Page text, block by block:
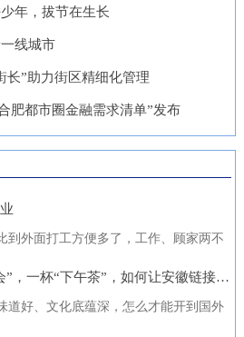
最快汽车仰望U9、在2025机器
人足球世界杯上夺冠的人形机器
人、可
徽生态屏障清晨五点，潜山市驼
岭国有林场东风管护点，今年57
1988年参加工作起，这条巡山路
路施工全过程的可视化、智能化
监管需求，通过无人机与 AI 算
法结合，实现高速公路施工安全
隐患实时识别与动态预警，构建
交通领航人才实训基地建设，将
年，拔节在生长
线城市
长”助力街区精细化管理
肥都市圈金融需求清单”发布
到外面打工方便多了，工作、顾家两不
一杯“下午茶”，如何让安徽链接世界？
道好、文化底蕴深，怎么才能开到国外